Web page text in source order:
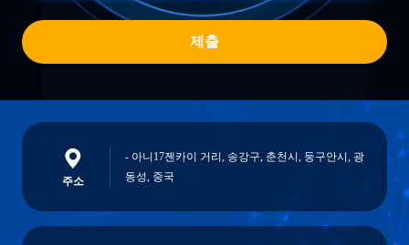
제출
주소
- 아니17젠카이 거리, 송강구, 춘천시, 둥구안시, 광
동성, 중국